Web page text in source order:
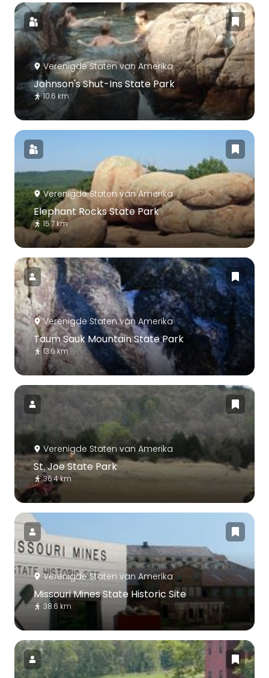
Verenigde Staten van Amerika
Johnson's Shut-Ins State Park
10.6 km
Verenigde Staten van Amerika
Elephant Rocks State Park
15.7 km
Verenigde Staten van Amerika
Taum Sauk Mountain State Park
13.6 km
Verenigde Staten van Amerika
St. Joe State Park
36.4 km
Verenigde Staten van Amerika
Missouri Mines State Historic Site
38.6 km